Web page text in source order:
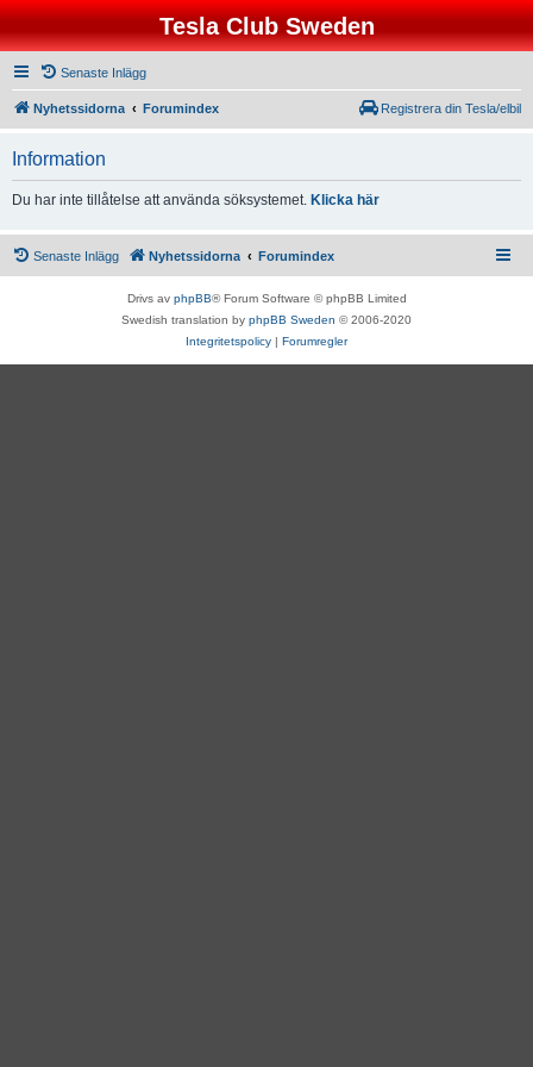
Tesla Club Sweden
Senaste Inlägg
Nyhetssidorna Forumindex Registrera din Tesla/elbil
Information
Du har inte tillåtelse att använda söksystemet. Klicka här
Senaste Inlägg Nyhetssidorna Forumindex
Drivs av phpBB® Forum Software © phpBB Limited
Swedish translation by phpBB Sweden © 2006-2020
Integritetspolicy | Forumregler